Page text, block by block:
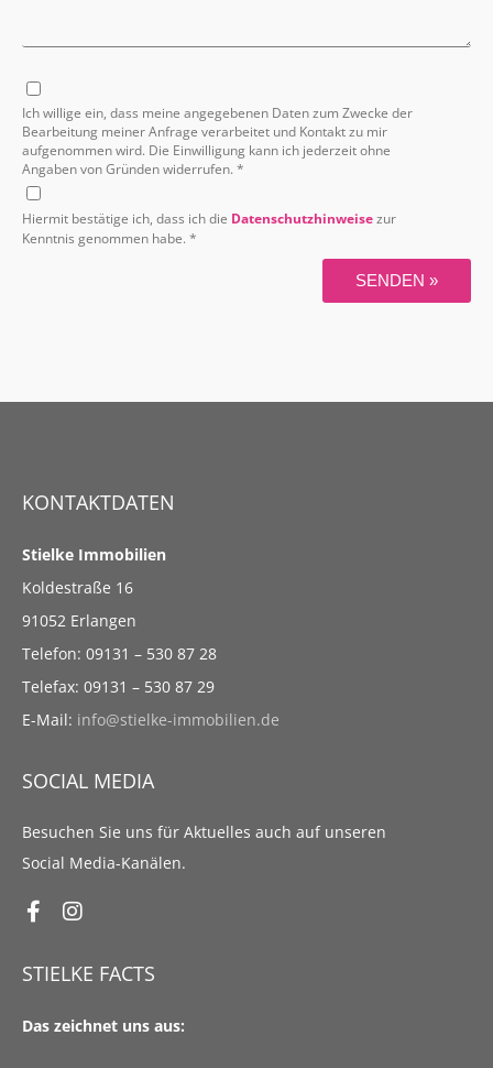
KONTAKTDATEN
Stielke Immobilien
Koldestraße 16
91052 Erlangen
Telefon: 09131 – 530 87 28
Telefax: 09131 – 530 87 29
E-Mail: info@stielke-immobilien.de
SOCIAL MEDIA
Besuchen Sie uns für Aktuelles auch auf unseren
Social Media-Kanälen.
STIELKE FACTS
Das zeichnet uns aus:
Ich willige ein, dass meine angegebenen Daten zum Zwecke der
Bearbeitung meiner Anfrage verarbeitet und Kontakt zu mir
aufgenommen wird. Die Einwilligung kann ich jederzeit ohne
Angaben von Gründen widerrufen. *
Hiermit bestätige ich, dass ich die Datenschutzhinweisezur
Kenntnis genommen habe. *
SENDEN »